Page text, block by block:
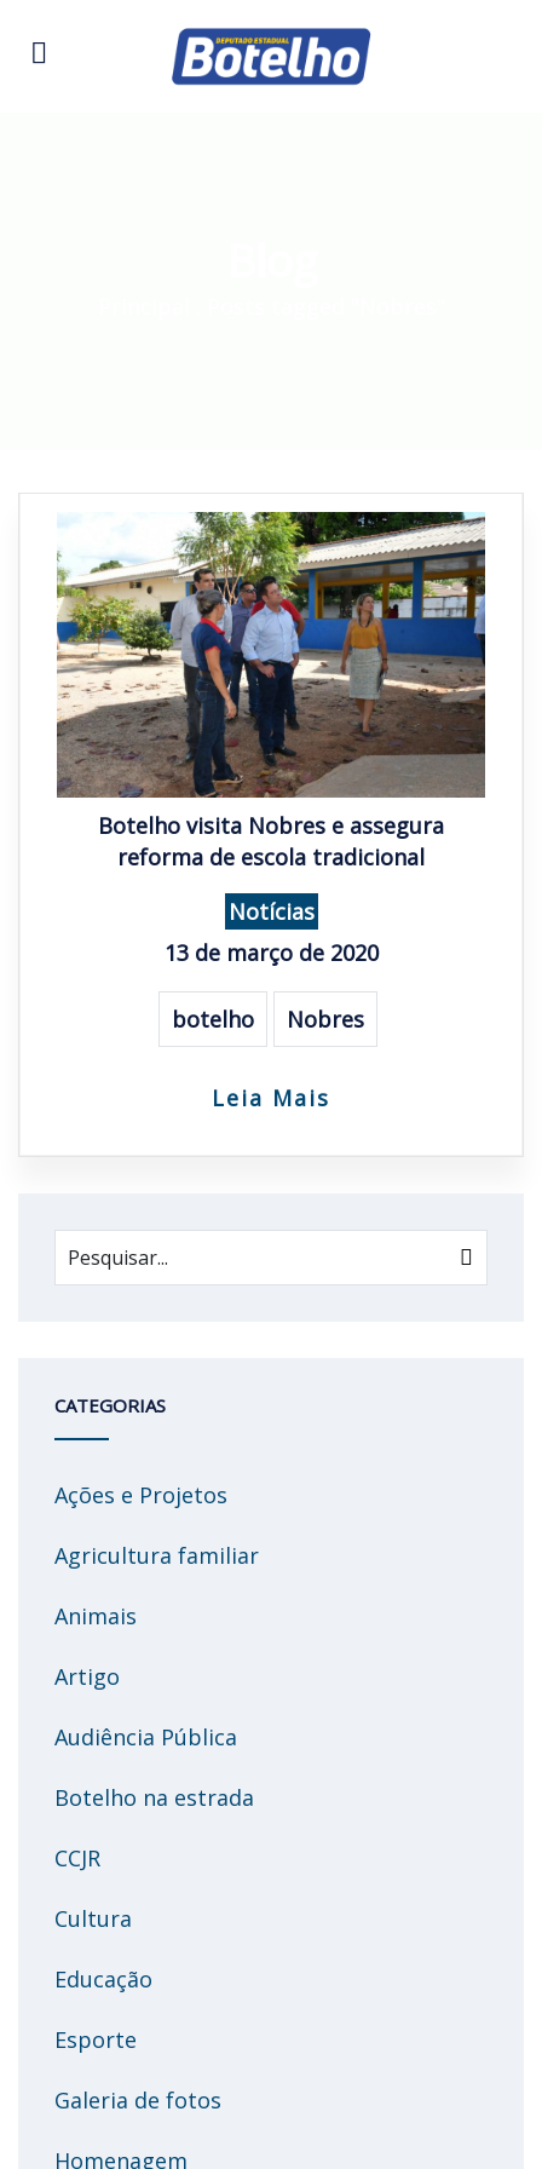
Botelho visita Nobres e assegura
reforma de escola tradicional
Notícias
13 de março de 2020
botelho Nobres
Leia Mais
CATEGORIAS
Ações e Projetos
Agricultura familiar
Animais
Artigo
Audiência Pública
Botelho na estrada
CCJR
Cultura
Educação
Esporte
Galeria de fotos
Homenagem